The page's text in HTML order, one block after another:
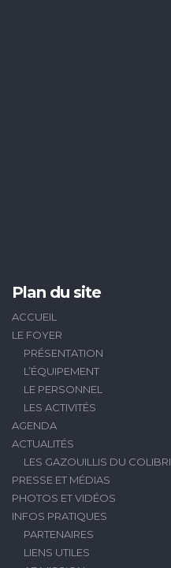
Plan du site
ACCUEIL
LE FOYER
PRÉSENTATION
L’ÉQUIPEMENT
LE PERSONNEL
LES ACTIVITÉS
AGENDA
ACTUALITÉS
LES GAZOUILLIS DU COLIBRI
PRESSE ET MÉDIAS
PHOTOS ET VIDÉOS
INFOS PRATIQUES
PARTENAIRES
LIENS UTILES